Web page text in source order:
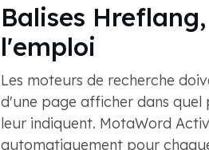
Balises
l'emploi
Les moteurs de recherche
d'une page afficher dans quel
leur indiquent. MotaWord
automatiquement pour